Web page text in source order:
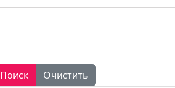
Поиск Очистить